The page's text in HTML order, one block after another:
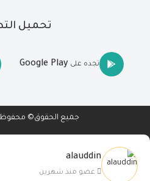
alauddin
عضو منذ شهرين
تحميل
تجده على Google Play
جميع الحقوق©